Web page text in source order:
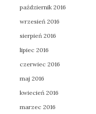
październik 2016
wrzesień 2016
sierpień 2016
lipiec 2016
czerwiec 2016
maj 2016
kwiecień 2016
marzec 2016